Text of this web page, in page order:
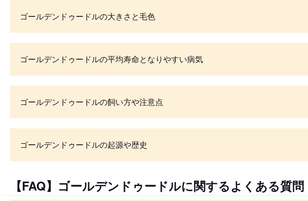
ゴールデンドゥードルの大きさと毛色
ゴールデンドゥードルの平均寿命となりやすい病気
ゴールデンドゥードルの飼い方や注意点
ゴールデンドゥードルの起源や歴史
【FAQ】ゴールデンドゥードルに関するよくある質問